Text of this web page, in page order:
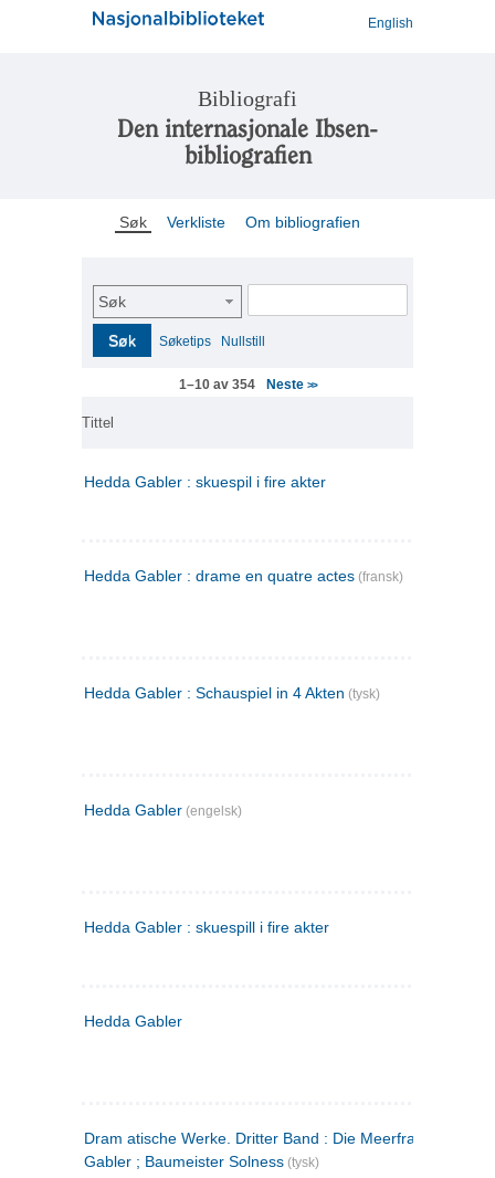
English
Bibliografi
Den internasjonale Ibsen-
bibliografien
Søk Verkliste Om bibliografien
Søk
Søk Søketips Nullstill
1–10 av 354 Neste >>
Tittel
Hedda Gabler : skuespil i fire akter
Hedda Gabler : drame en quatre actes (fransk)
Hedda Gabler : Schauspiel in 4 Akten (tysk)
Hedda Gabler (engelsk)
Hedda Gabler : skuespill i fire akter
Hedda Gabler
Dram atische Werke. Dritter Band : Die Meerfrau ; Hedda
Gabler ; Baumeister Solness (tysk)